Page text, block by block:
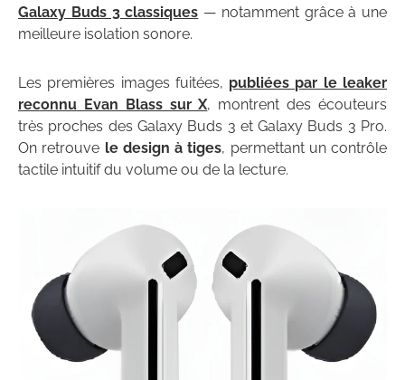
Galaxy Buds 3 classiques — notamment grâce à une
meilleure isolation sonore.
Les premières images fuitées, publiées par le leaker
reconnu Evan Blass sur X, montrent des écouteurs
très proches des Galaxy Buds 3 et Galaxy Buds 3 Pro.
On retrouve le design à tiges, permettant un contrôle
tactile intuitif du volume ou de la lecture.